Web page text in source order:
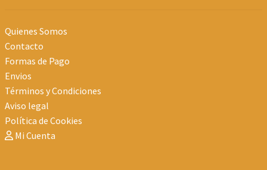
Quienes Somos
Contacto
Formas de Pago
Envios
Términos y Condiciones
Aviso legal
Política de Cookies
Mi Cuenta